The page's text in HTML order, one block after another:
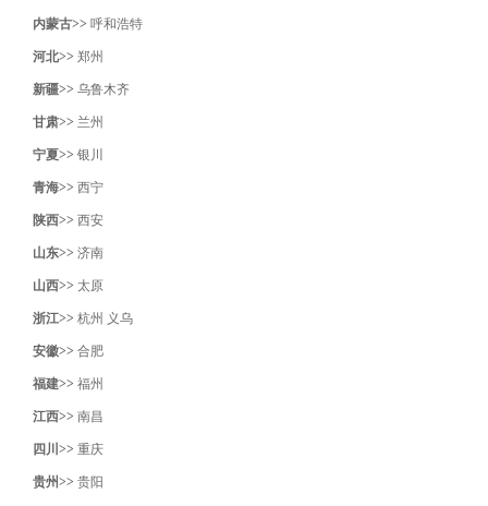
内蒙古>> 呼和浩特
河北>> 郑州
新疆>> 乌鲁木齐
甘肃>> 兰州
宁夏>> 银川
青海>> 西宁
陕西>> 西安
山东>> 济南
山西>> 太原
浙江>> 杭州 义乌
安徽>> 合肥
福建>> 福州
江西>> 南昌
四川>> 重庆
贵州>> 贵阳